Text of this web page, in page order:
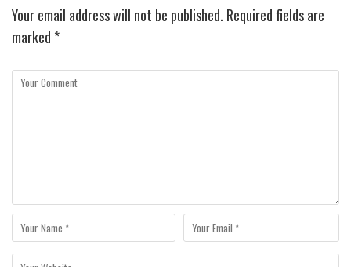
Your email address will not be published. Required fields are
marked *